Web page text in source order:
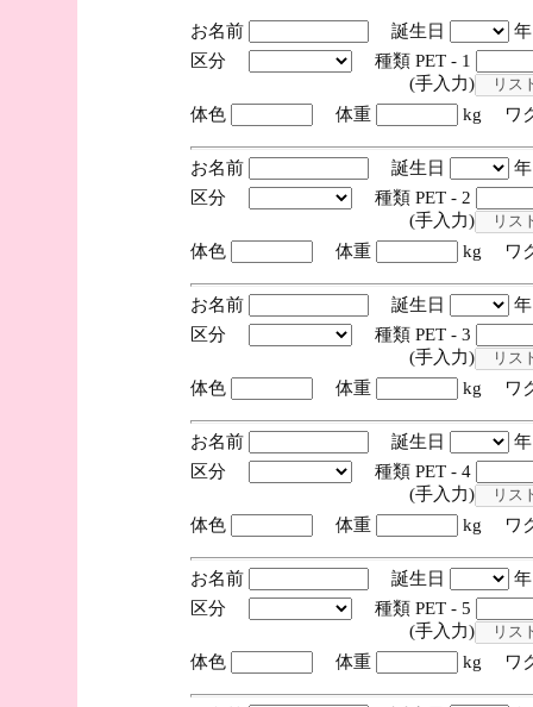
お名前 誕生日
区分
種類 PET - 1
(手入力)
体色
体重 kg ワ
お名前 誕生日
区分
種類 PET - 2
(手入力)
体色
体重 kg ワ
お名前 誕生日
区分
種類 PET - 3
(手入力)
体色
体重 kg ワ
お名前 誕生日
区分
種類 PET - 4
(手入力)
体色
体重 kg ワ
お名前 誕生日
区分
種類 PET - 5
(手入力)
体色
体重 kg ワ